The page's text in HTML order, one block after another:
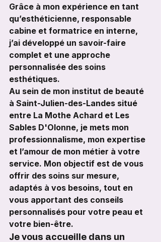
Grâce à mon expérience en tant
qu’esthéticienne, responsable
cabine et formatrice en interne,
j’ai développé un savoir-faire
complet et une approche
personnalisée des soins
esthétiques.
Au sein de mon institut de beauté
à Saint-Julien-des-Landes situé
entre La Mothe Achard et Les
Sables D'Olonne, je mets mon
professionnalisme, mon expertise
et l’amour de mon métier à votre
service. Mon objectif est de vous
offrir des soins sur mesure,
adaptés à vos besoins, tout en
vous apportant des conseils
personnalisés pour votre peau et
votre bien-être.
Je vous accueille dans un